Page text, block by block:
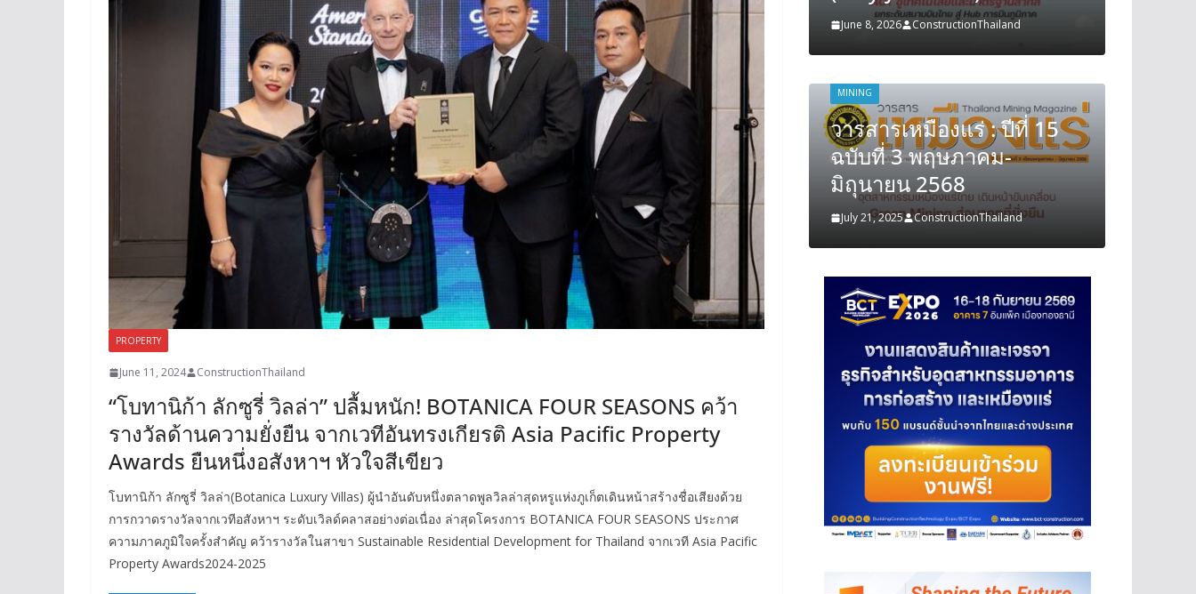
PROPERTY
June 11, 2024 ConstructionThailand
“โบทานิก้า ลักซูรี่ วิลล่า” ปลื้มหนัก! BOTANICA FOUR SEASONS คว้า
รางวัลด้านความยั่งยืน จากเวทีอันทรงเกียรติ Asia Pacific Property
Awards ยืนหนึ่งอสังหาฯ หัวใจสีเขียว
โบทานิก้า ลักซูรี่ วิลล่า(Botanica Luxury Villas) ผู้นำอันดับหนึ่งตลาดพูลวิลล่าสุดหรูแห่งภูเก็ตเดินหน้าสร้างชื่อเสียงด้วย
การกวาดรางวัลจากเวทีอสังหาฯ ระดับเวิลด์คลาสอย่างต่อเนื่อง ล่าสุดโครงการ BOTANICA FOUR SEASONS ประกาศ
ความภาคภูมิใจครั้งสำคัญ คว้ารางวัลในสาขา Sustainable Residential Development for Thailand จากเวที Asia Pacific
Property Awards2024-2025
June 8, 2026 ConstructionThailand June 8, 2026 ConstructionThailand
MINING
วารสารเหมืองแร่ : ปีที่ 15
ฉบับที่ 3 พฤษภาคม-
มิถุนายน 2568
July 21, 2025 ConstructionThailand
MINING
วารสารเหมืองแร่ : ปีที่ 15
ฉบับที่ 3 พฤษภาคม-
มิถุนายน 2568
July 21, 2025 ConstructionThailand